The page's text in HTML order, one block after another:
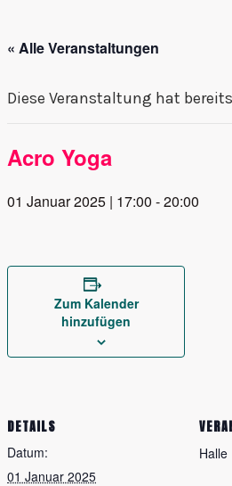
« Alle Veranstaltungen
Diese Veranstaltung hat
Acro Yoga
01 Januar 2025 | 17:00 -20:00
Zum Kalender
hinzufügen
DETAILS
Datum:
01 Januar 2025
Halle